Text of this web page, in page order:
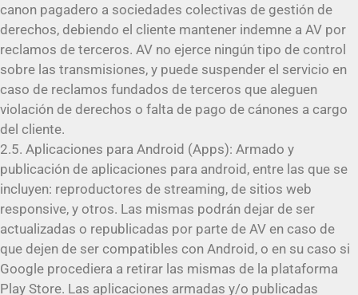
canon pagadero a sociedades colectivas de gestión de
derechos, debiendo el cliente mantener indemne a AV por
reclamos de terceros. AV no ejerce ningún tipo de control
sobre las transmisiones, y puede suspender el servicio en
caso de reclamos fundados de terceros que aleguen
violación de derechos o falta de pago de cánones a cargo
del cliente.
2.5. Aplicaciones para Android (Apps): Armado y
publicación de aplicaciones para android, entre las que se
incluyen: reproductores de streaming, de sitios web
responsive, y otros. Las mismas podrán dejar de ser
actualizadas o republicadas por parte de AV en caso de
que dejen de ser compatibles con Android, o en su caso si
Google procediera a retirar las mismas de la plataforma
Play Store. Las aplicaciones armadas y/o publicadas